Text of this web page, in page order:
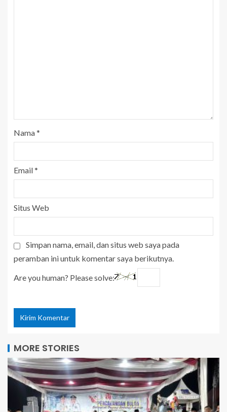
Nama*
Email*
Situs Web
Simpan nama, email, dan situs web saya pada
peramban ini untuk komentar saya berikutnya.
Are you human? Please solve:
MORE STORIES